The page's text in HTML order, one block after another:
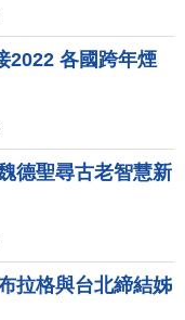
2022 各國跨年煙
德聖尋古老智慧新
拉格與台北締結姊